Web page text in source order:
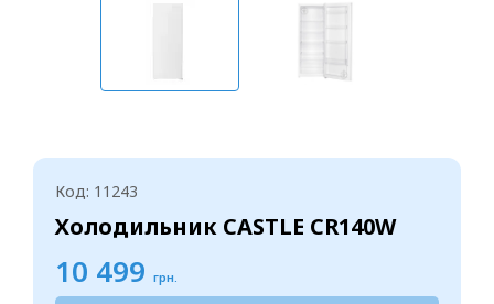
Код: 11243
Холодильник CASTLE CR140W
10 499 грн.